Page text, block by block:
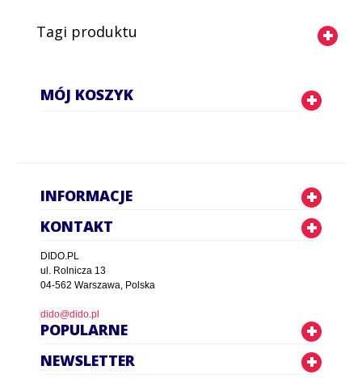
Tagi produktu
MÓJ KOSZYK
INFORMACJE
KONTAKT
DIDO.PL
ul. Rolnicza 13
04-562 Warszawa, Polska
dido@dido.pl
POPULARNE
NEWSLETTER